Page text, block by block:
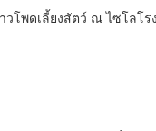
ดเลี้ยงสัตว์ ณ ไซโลโร